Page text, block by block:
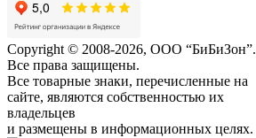
Copyright © 2008-2026, ООО “БиБиЗон”.
Все права защищены.
Все товарные знаки, перечисленные на
сайте, являются собственностью их
владельцев
и размещены в информационных целях.